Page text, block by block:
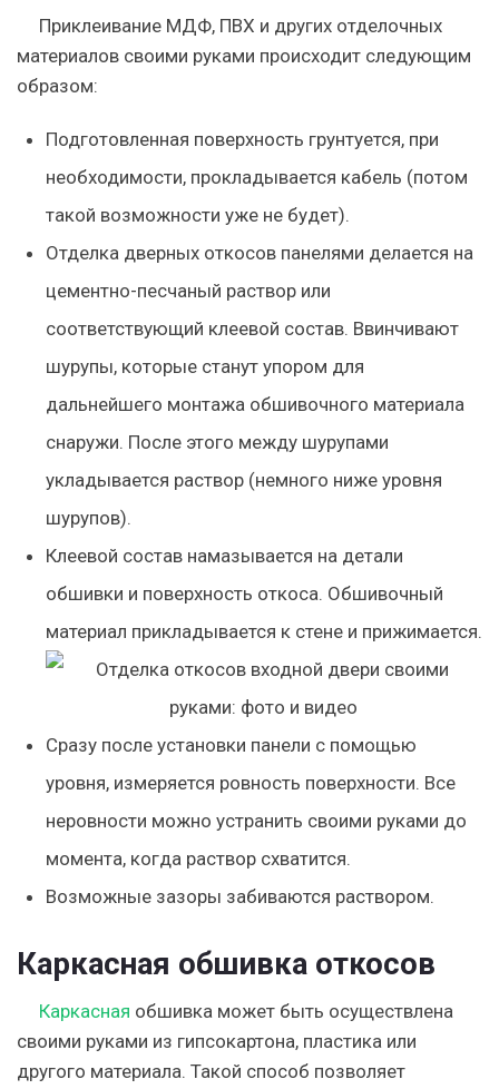
Приклеивание МДФ, ПВХ и других отделочных
материалов своими руками происходит следующим
образом:
Подготовленная поверхность грунтуется, при
необходимости, прокладывается кабель (потом
такой возможности уже не будет).
Отделка дверных откосов панелями делается на
цементно-песчаный раствор или
соответствующий клеевой состав. Ввинчивают
шурупы, которые станут упором для
дальнейшего монтажа обшивочного материала
снаружи. После этого между шурупами
укладывается раствор (немного ниже уровня
шурупов).
Клеевой состав намазывается на детали
обшивки и поверхность откоса. Обшивочный
материал прикладывается к стене и прижимается.
Сразу после установки панели с помощью
уровня, измеряется ровность поверхности. Все
неровности можно устранить своими руками до
момента, когда раствор схватится.
Возможные зазоры забиваются раствором.
Каркасная обшивка откосов
Каркасная обшивка может быть осуществлена
своими руками из гипсокартона, пластика или
другого материала. Такой способ позволяет